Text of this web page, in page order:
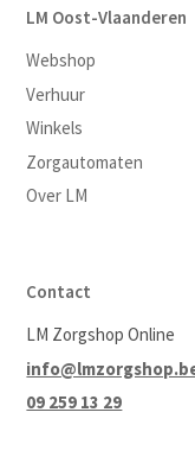
LM Oost-Vlaanderen
Webshop
Verhuur
Winkels
Zorgautomaten
Over LM
Contact
LM Zorgshop Online
09 259 13 29